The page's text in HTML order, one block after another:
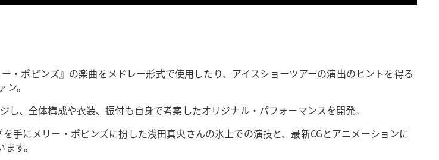
ポピンズ』の楽曲をメドレー形式で使用したり、アイスショーツアーの演出のヒントを得る
。
、全体構成や衣装、振付も自身で考案したオリジナル・パフォーマンスを開発。
手にメリー・ポピンズに扮した浅田真央さんの氷上での演技と、最新CGとアニメーションに
す。